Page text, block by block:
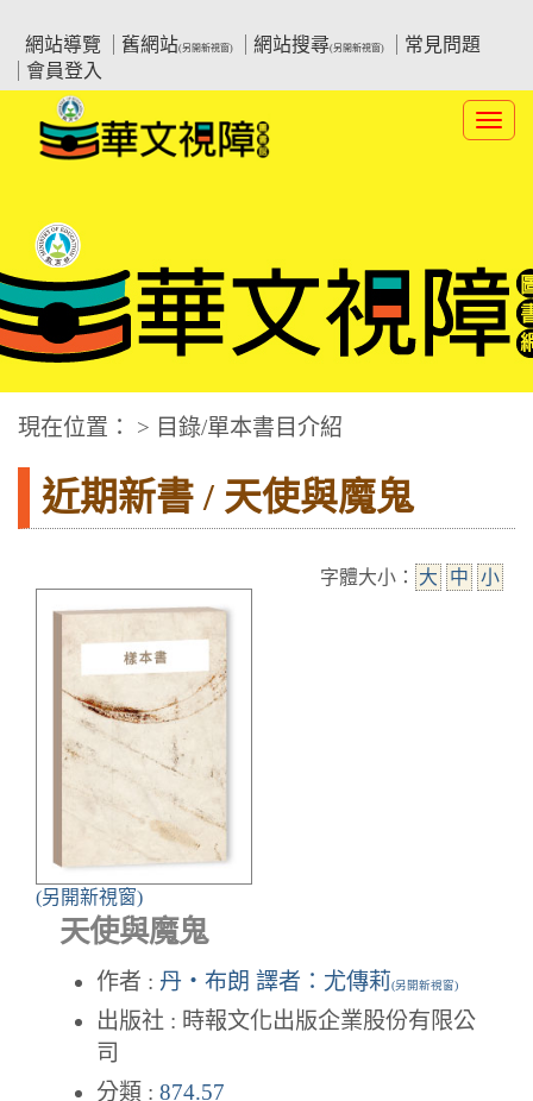
要
網站導覽
舊網站(另開新視窗) 網站搜尋(另開新視窗)
常見問題
會員登入
:::中央區塊
華文視障電子圖書網
現在位置： > 目錄/單本書目介紹
近期新書 / 天使與魔鬼
字體大小： 大 中 小
(另開新視窗)
天使與魔鬼
作者 : 丹‧布朗 譯者：尤傳莉(另開新視窗)
出版社 : 時報文化出版企業股份有限公
司
分類 : 874.57